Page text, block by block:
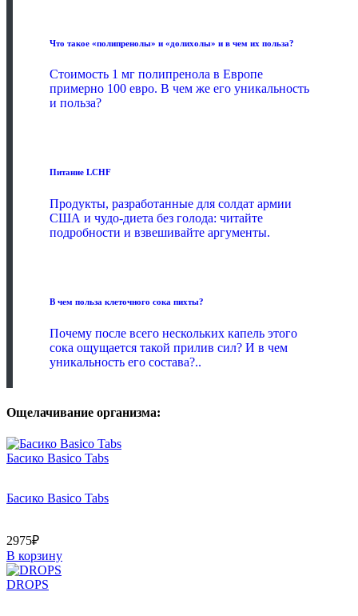
Что такое «полипренолы» и «долихолы» и в чем их польза?
Стоимость 1 мг полипренола в Европе
примерно 100 евро. В чем же его уникальность
и польза?
Питание LCHF
Продукты, разработанные для солдат армии
США и чудо-диета без голода: читайте
подробности и взвешивайте аргументы.
В чем польза клеточного сока пихты?
Почему после всего нескольких капель этого
сока ощущается такой прилив сил? И в чем
уникальность его состава?..
Ощелачивание организма:
Басико Basico Tabs
Басико Basico Tabs
2975₽
В корзину
DROPS